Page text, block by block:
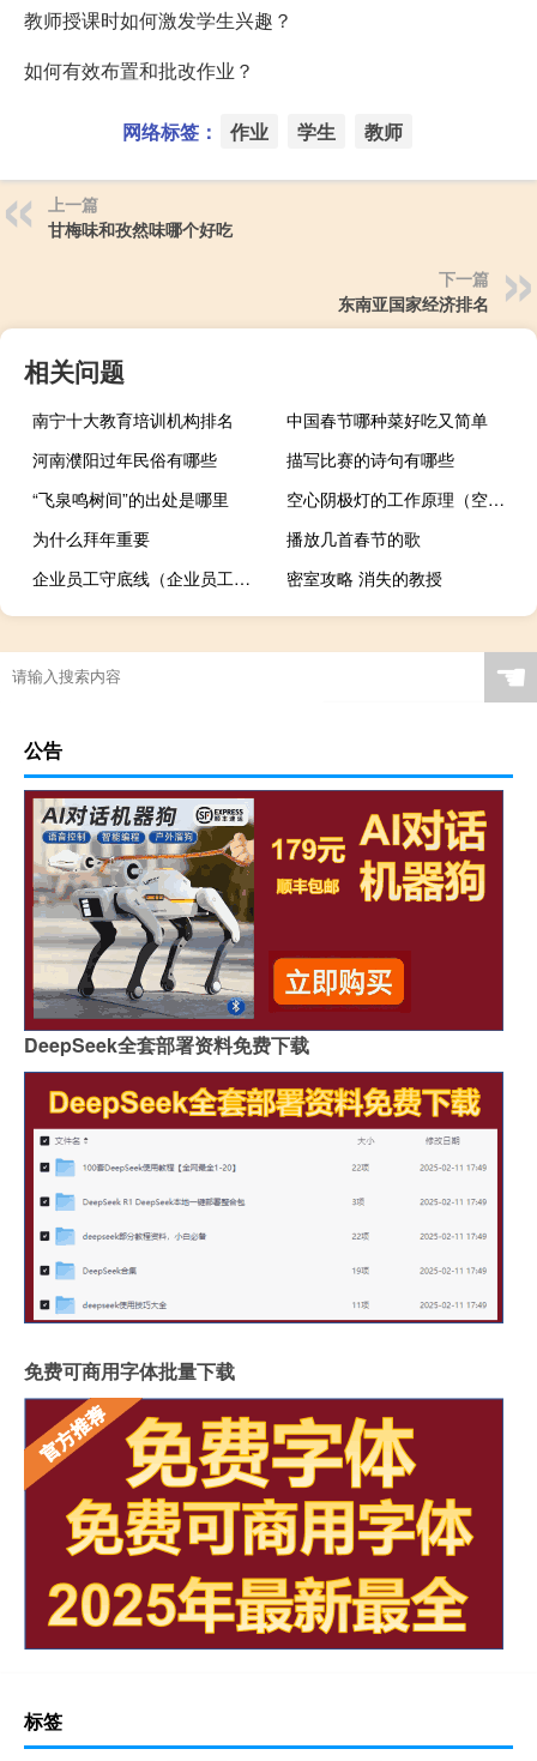
教师授课时如何激发学生兴趣？
如何有效布置和批改作业？
网络标签： 作业 学生 教师
上一篇
甘梅味和孜然味哪个好吃
下一篇
东南亚国家经济排名
相关问题
南宁十大教育培训机构排名
中国春节哪种菜好吃又简单
河南濮阳过年民俗有哪些
描写比赛的诗句有哪些
“飞泉鸣树间”的出处是哪里
空心阴极灯的工作原理（空心阴极灯）
为什么拜年重要
播放几首春节的歌
企业员工守底线（企业员工守则十条）
密室攻略 消失的教授
☚
公告
DeepSeek全套部署资料免费下载
免费可商用字体批量下载
标签